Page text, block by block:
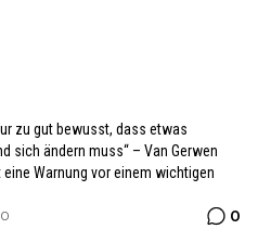
zu gut bewusst, dass etwas
sich ändern muss“ – Van Gerwen
eine Warnung vor einem wichtigen
0